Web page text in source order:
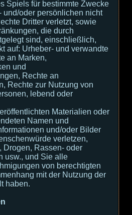
Spiels für bestimmte Zwecke
und/oder persönlichen nicht
Dritter verletzt, sowie
die durch
sind, einschließlich,
auf: Urheber- und verwandte
an Marken,
und
Rechte an
Rechte zur Nutzung von
lebend oder
Materialien oder
Namen und
und/oder Bilder
verletzen,
Drogen, Rassen- oder
usw., und Sie alle
von berechtigten
mit der Nutzung der
haben.